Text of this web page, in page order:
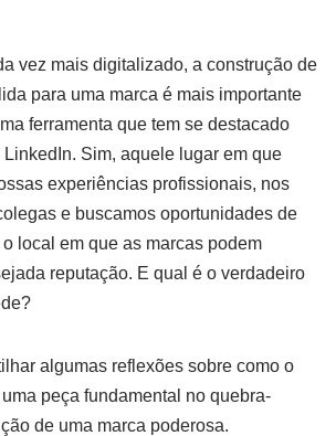
vez mais digitalizado, a construção de
para uma marca é mais importante
ferramenta que tem se destacado
Sim, aquele lugar em que
experiências profissionais, nos
e buscamos oportunidades de
local em que as marcas podem
reputação. E qual é o verdadeiro
algumas reflexões sobre como o
peça fundamental no quebra-
de uma marca poderosa.